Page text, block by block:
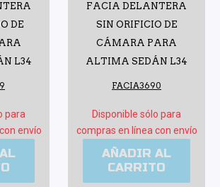
DE
L34
para
envío
FACIA DELANTERA
SIN ORIFICIO DE
CÁMARA PARA
ALTIMA SEDÁN L34
FACIA3690
Disponible sólo para
compras en línea con envío
AÑADIR AL
CARRITO